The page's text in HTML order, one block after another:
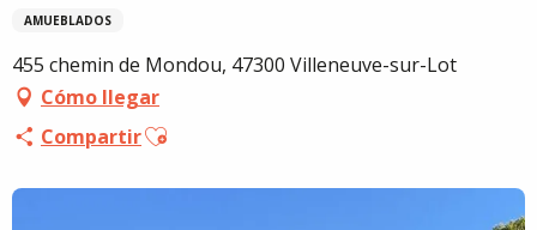
AMUEBLADOS
455 chemin de Mondou, 47300 Villeneuve-sur-Lot
Cómo llegar
CompartirAjouter aux favoris